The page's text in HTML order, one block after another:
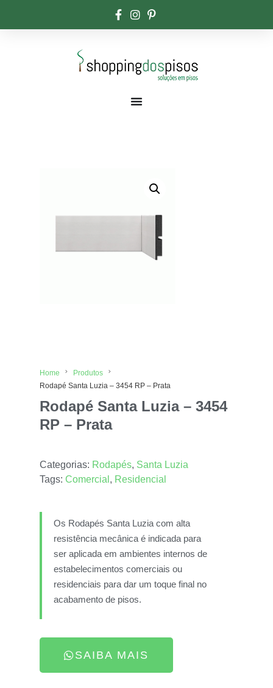
Home
Produtos
Rodapé Santa Luzia – 3454 RP – Prata
Rodapé Santa Luzia – 3454
RP – Prata
Categorias: Rodapés, Santa Luzia
Tags: Comercial , Residencial
Os Rodapés Santa Luzia com alta
resistência mecânica é indicada para
ser aplicada em ambientes internos de
estabelecimentos comerciais ou
residenciais para dar um toque final no
acabamento de pisos.
SAIBA MAIS